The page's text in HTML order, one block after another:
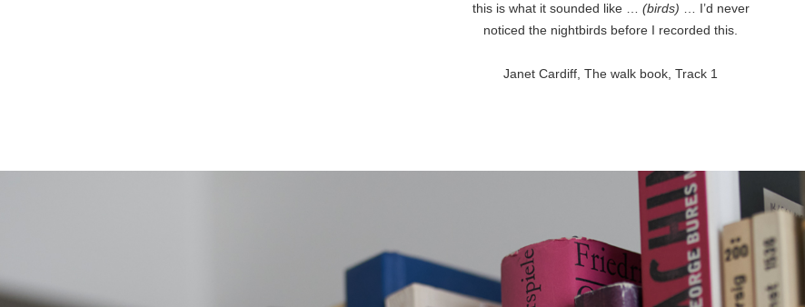
this is what it sounded like … (birds) … I’d never
noticed the nightbirds before I recorded this.
Janet Cardiff, The walk book, Track 1